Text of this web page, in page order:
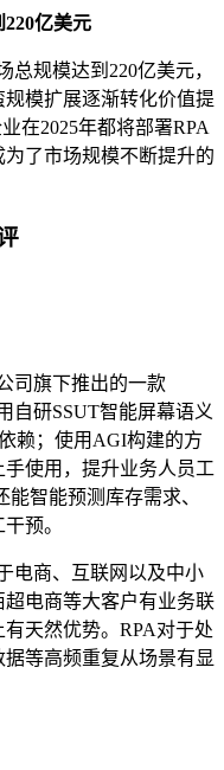
220亿美元
总规模达到220亿美元，
模扩展逐渐转化价值提
在2025年都将部署RPA
了市场规模不断提升的
司旗下推出的一款
自研SSUT智能屏幕语义
赖；使用AGI构建的方
使用，提升业务人员工
智能预测库存需求、
预。
电商、互联网以及中小
电商等大客户有业务联
天然优势。RPA对于处
等高频重复从场景有显